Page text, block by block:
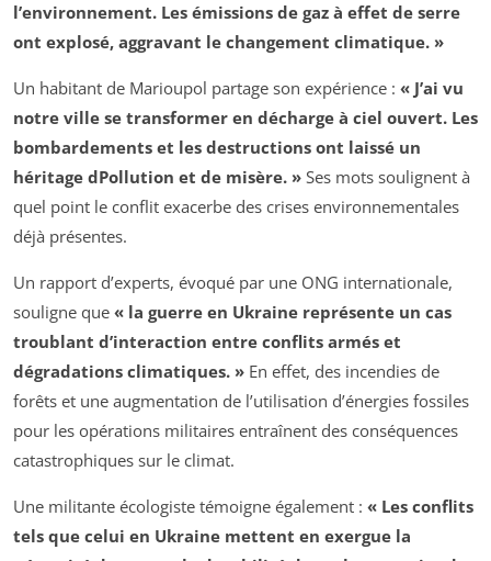
l’environnement. Les émissions de gaz à effet de serre
ont explosé, aggravant le changement climatique. »
Un habitant de Marioupol partage son expérience : « J’ai vu
notre ville se transformer en décharge à ciel ouvert. Les
bombardements et les destructions ont laissé un
héritage dPollution et de misère. » Ses mots soulignent à
quel point le conflit exacerbe des crises environnementales
déjà présentes.
Un rapport d’experts, évoqué par une ONG internationale,
souligne que « la guerre en Ukraine représente un cas
troublant d’interaction entre conflits armés et
dégradations climatiques. » En effet, des incendies de
forêts et une augmentation de l’utilisation d’énergies fossiles
pour les opérations militaires entraînent des conséquences
catastrophiques sur le climat.
Une militante écologiste témoigne également : « Les conflits
tels que celui en Ukraine mettent en exergue la